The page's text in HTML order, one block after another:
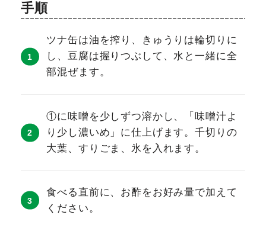
手順
ツナ缶は油を搾り、きゅうりは輪切りに
し、豆腐は握りつぶして、水と一緒に全
部混ぜます。
①に味噌を少しずつ溶かし、「味噌汁よ
り少し濃いめ」に仕上げます。千切りの
大葉、すりごま、氷を入れます。
食べる直前に、お酢をお好み量で加えて
ください。